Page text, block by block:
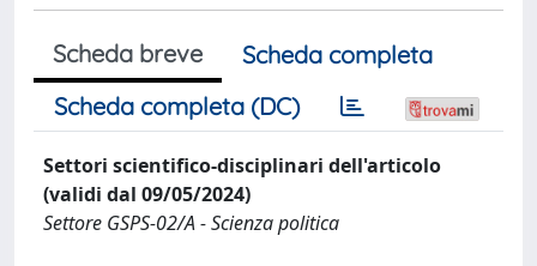
Scheda breve
Scheda completa
Scheda completa (DC)
Settori scientifico-disciplinari dell'articolo
(validi dal 09/05/2024)
Settore GSPS-02/A - Scienza politica